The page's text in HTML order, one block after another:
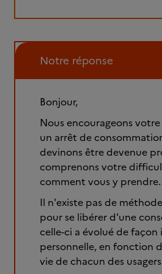
Notre réponse
Bonjour,
Nous encourageons
un arrêt de
devinons être devenue
comprenons votre
comment vous y prendre.
Il n'existe pas de
pour se libérer d'une
celle-ci a évolué de
personnelle, en fonction
vie de chacun des